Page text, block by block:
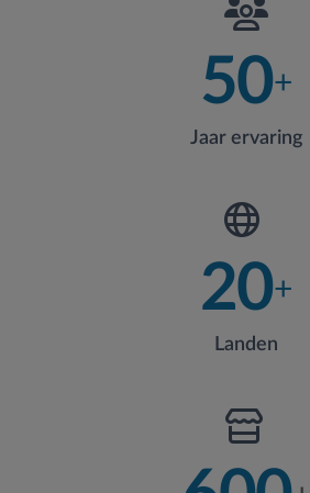
50+
Jaar ervaring
20+
Landen